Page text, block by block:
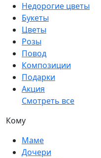
Недорогие цветы
Букеты
Цветы
Розы
Повод
Композиции
Подарки
Акция
Смотреть все
Кому
Маме
Дочери